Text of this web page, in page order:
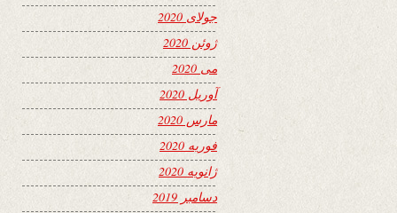
جولای 2020
ژوئن 2020
می 2020
آوریل 2020
مارس 2020
فوریه 2020
ژانویه 2020
دسامبر 2019